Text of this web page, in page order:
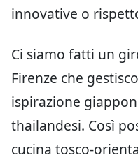
innovative o
Ci siamo fatti un
Firenze che
ispirazione
thailandesi. Così
cucina tosco-